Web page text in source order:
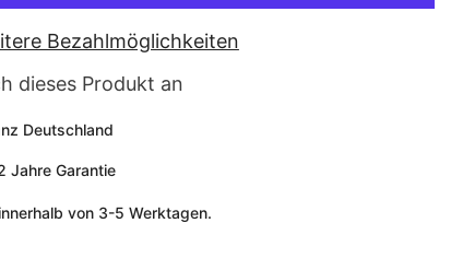
Bezahlmöglichkeiten
dieses Produkt an
Deutschland
Jahre Garantie
von 3-5 Werktagen.